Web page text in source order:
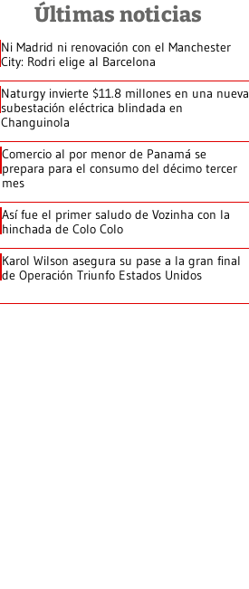
Últimas noticias
Ni Madrid ni renovación con el Manchester
City: Rodri elige al Barcelona
Naturgy invierte $11.8 millones en una nueva
subestación eléctrica blindada en
Changuinola
Comercio al por menor de Panamá se
prepara para el consumo del décimo tercer
mes
Así fue el primer saludo de Vozinha con la
hinchada de Colo Colo
Karol Wilson asegura su pase a la gran final
de Operación Triunfo Estados Unidos